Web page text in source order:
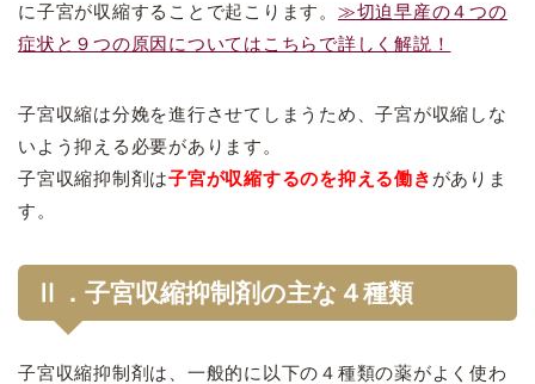
に子宮が収縮することで起こります。 ≫切迫早産の４つの
症状と９つの原因についてはこちらで詳しく解説！
子宮収縮は分娩を進行させてしまうため、子宮が収縮しな
いよう抑える必要があります。
子宮収縮抑制剤は子宮が収縮するのを抑える働き がありま
す。
Ⅱ．子宮収縮抑制剤の主な４種類
子宮収縮抑制剤は、一般的に以下の４種類の薬がよく使わ